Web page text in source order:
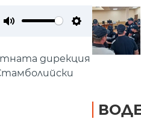
Settings
дирекция